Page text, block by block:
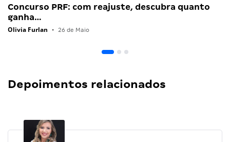
Concurso PRF: com reajuste, descubra quanto
ganha…
Olivia Furlan • 26 de Maio
Depoimentos relacionados